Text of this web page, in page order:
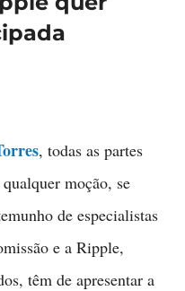
, todas as partes
moção, se
de especialistas
e a Ripple,
têm de apresentar a